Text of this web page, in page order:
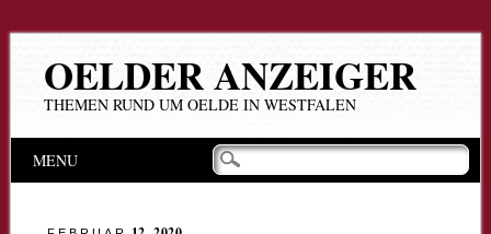
OELDER ANZEIGER
THEMEN RUND UM OELDE IN WESTFALEN
Hauptmenü
Inhalt
MENU